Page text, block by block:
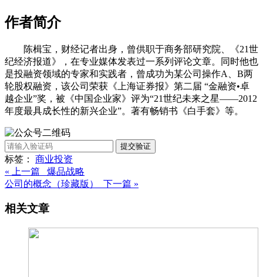
作者简介
陈楫宝，财经记者出身，曾供职于商务部研究院、《21世
纪经济报道》，在专业媒体发表过一系列评论文章。同时他也
是投融资领域的专家和实践者，曾成功为某公司操作A、B两
轮股权融资，该公司荣获《上海证券报》第二届 “金融资•卓
越企业”奖，被《中国企业家》评为“21世纪未来之星——2012
年度最具成长性的新兴企业”。著有畅销书《白手套》等。
提交验证
标签： 商业投资
« 上一篇 爆品战略
公司的概念（珍藏版） 下一篇 »
相关文章